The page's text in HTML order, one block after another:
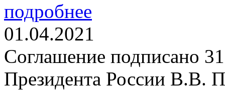
подробнее
01.04.2021
Соглашение подписано
Президента России В.В.